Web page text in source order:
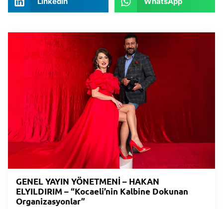
GENEL YAYIN YÖNETMENİ – HAKAN
ELYILDIRIM – “Kocaeli’nin Kalbine Dokunan
Organizasyonlar”